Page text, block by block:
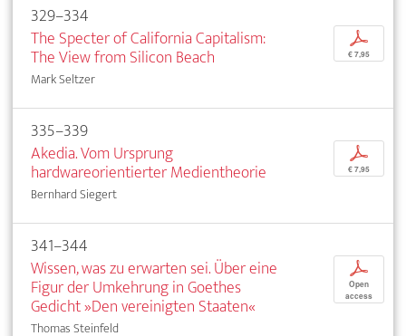
329–334
The Specter of California Capitalism:
The View from Silicon Beach
Mark Seltzer
p
€ 7,95
335–339
Akedia. Vom Ursprung
hardwareorientierter Medientheorie
Bernhard Siegert
p
€ 7,95
341–344
Wissen, was zu erwarten sei. Über eine
Figur der Umkehrung in Goethes
Gedicht »Den vereinigten Staaten«
Thomas Steinfeld
p
Open
access